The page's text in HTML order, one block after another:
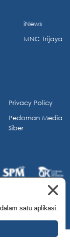
satu aplikasi.
iNews
MNC Trijaya
Privacy Policy
Pedoman Media
Siber